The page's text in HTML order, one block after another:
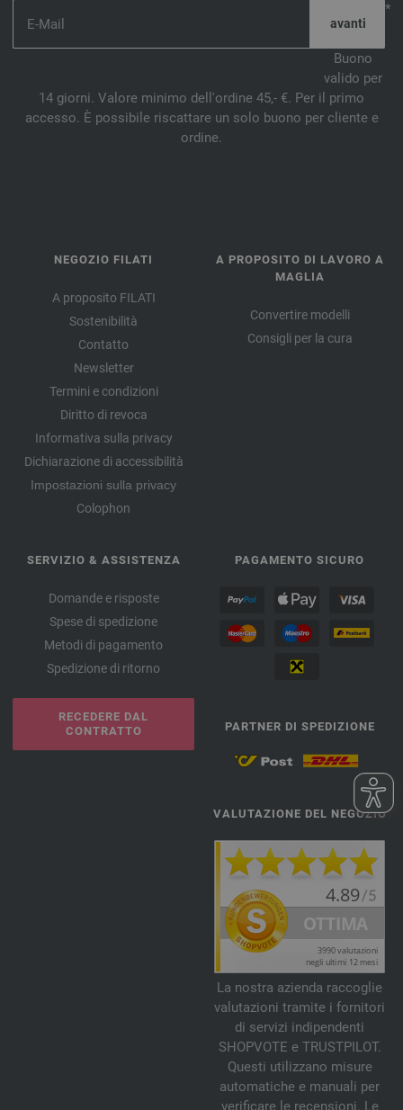
*
Buono
valido per
14 giorni. Valore minimo dell'ordine 45,- €. Per il primo
accesso. È possibile riscattare un solo buono per cliente e
ordine.
NEGOZIO FILATI
A proposito FILATI
Sostenibilità
Contatto
Newsletter
Termini e condizioni
Diritto di revoca
Informativa sulla privacy
Dichiarazione di accessibilità
Impostazioni sulla privacy
Colophon
A PROPOSITO DI LAVORO A
MAGLIA
Convertire modelli
Consigli per la cura
SERVIZIO & ASSISTENZA
Domande e risposte
Spese di spedizione
Metodi di pagamento
Spedizione di ritorno
RECEDERE DAL
CONTRATTO
PAGAMENTO SICURO
PARTNER DI SPEDIZIONE
VALUTAZIONE DEL NEGOZIO
La nostra azienda raccoglie
valutazioni tramite i fornitori
di servizi indipendenti
SHOPVOTE e TRUSTPILOT.
Questi utilizzano misure
automatiche e manuali per
verificare le recensioni. Le